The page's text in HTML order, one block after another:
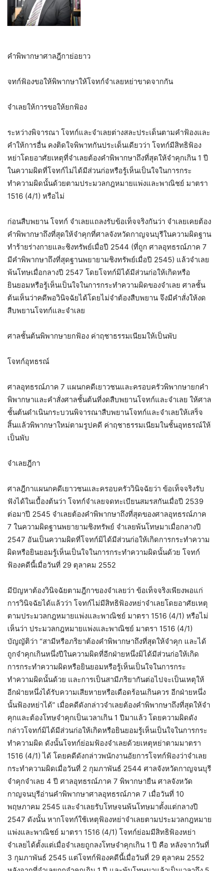
คำพิพากษาศาลฎีกาย่อยาว
จทก์ฟ้องขอให้พิพากษาให้โจทก์จำเลยหย่าขาดจากกัน
จำเลยให้การขอให้ยกฟ้อง
ระหว่างพิจารณา โจทก์และจำเลยต่างสละประเด็นตามคำฟ้องและ
คำให้การอื่น คงติดใจพิพาทกันประเด็นเดียวว่า โจทก์มีสิทธิฟ้อง
หย่าโดยอาศัยเหตุที่จำเลยต้องคำพิพากษาถึงที่สุดให้จำคุกเกิน 1 ปี
ในความผิดที่โจทก์ไม่ได้มีส่วนก่อหรือรู้เห็นเป็นใจในการกระ
ทำความผิดนั้นด้วยตามประมวลกฎหมายแพ่งและพาณิชย์ มาตรา
1516 (4/1) หรือไม่
ก่อนสืบพยาน โจทก์ จำเลยแถลงรับข้อเท็จจริงกันว่า จำเลยเคยต้อง
คำพิพากษาถึงที่สุดให้จำคุกที่ศาลจังหวัดกาญจนบุรีในความผิดฐาน
ทำร้ายร่างกายและชิงทรัพย์เมื่อปี 2544 (ที่ถูก ศาลอุทธรณ์ภาค 7
มีคำพิพากษาถึงที่สุดฐานพยายามชิงทรัพย์เมื่อปี 2545) แล้วจำเลย
พ้นโทษเมื่อกลางปี 2547 โดยโจทก์มิได้มีส่วนก่อให้เกิดหรือ
ยินยอมหรือรู้เห็นเป็นใจในการกระทำความผิดของจำเลย ศาลชั้น
ต้นเห็นว่าคดีพอวินิจฉัยได้โดยไม่จำต้องสืบพยาน จึงมีคำสั่งให้งด
สืบพยานโจทก์และจำเลย
ศาลชั้นต้นพิพากษายกฟ้อง ค่าฤชาธรรมเนียมให้เป็นพับ
โจทก์อุทธรณ์
ศาลอุทธรณ์ภาค 7 แผนกคดีเยาวชนและครอบครัวพิพากษายกคำ
พิพากษาและคำสั่งศาลชั้นต้นที่งดสืบพยานโจทก์และจำเลย ให้ศาล
ชั้นต้นดำเนินกระบวนพิจารณาสืบพยานโจทก์และจำเลยให้เสร็จ
สิ้นแล้วพิพากษาใหม่ตามรูปคดี ค่าฤชาธรรมเนียมในชั้นอุทธรณ์ให้
เป็นพับ
จำเลยฎีกา
ศาลฎีกาแผนกคดีเยาวชนและครอบครัววินิจฉัยว่า ข้อเท็จจริงรับ
ฟังได้ในเบื้องต้นว่า โจทก์จำเลยจดทะเบียนสมรสกันเมื่อปี 2539
ต่อมาปี 2545 จำเลยต้องคำพิพากษาถึงที่สุดของศาลอุทธรณ์ภาค
7 ในความผิดฐานพยายามชิงทรัพย์ จำเลยพ้นโทษมาเมื่อกลางปี
2547 อันเป็นความผิดที่โจทก์มิได้มีส่วนก่อให้เกิดการกระทำความ
ผิดหรือยินยอมรู้เห็นเป็นใจในการกระทำความผิดนั้นด้วย โจทก์
ฟ้องคดีนี้เมื่อวันที่ 29 ตุลาคม 2552
มีปัญหาต้องวินิจฉัยตามฎีกาของจำเลยว่า ข้อเท็จจริงเพียงพอแก่
การวินิจฉัยได้แล้วว่า โจทก์ไม่มีสิทธิฟ้องหย่าจำเลยโดยอาศัยเหตุ
ตามประมวลกฎหมายแพ่งและพาณิชย์ มาตรา 1516 (4/1) หรือไม่
เห็นว่า ประมวลกฎหมายแพ่งและพาณิชย์ มาตรา 1516 (4/1)
บัญญัติว่า “สามีหรือภริยาต้องคำพิพากษาถึงที่สุดให้จำคุก และได้
ถูกจำคุกเกินหนึ่งปีในความผิดที่อีกฝ่ายหนึ่งมิได้มีส่วนก่อให้เกิด
การกระทำความผิดหรือยินยอมหรือรู้เห็นเป็นใจในการกระ
ทำความผิดนั้นด้วย และการเป็นสามีภริยากันต่อไปจะเป็นเหตุให้
อีกฝ่ายหนึ่งได้รับความเสียหายหรือเดือดร้อนเกินควร อีกฝ่ายหนึ่ง
นั้นฟ้องหย่าได้” เมื่อคดีดังกล่าวจำเลยต้องคำพิพากษาถึงที่สุดให้จำ
คุกและต้องโทษจำคุกเป็นเวลาเกิน 1 ปีมาแล้ว โดยความผิดดัง
กล่าวโจทก์มิได้มีส่วนก่อให้เกิดหรือยินยอมรู้เห็นเป็นใจในการกระ
ทำความผิด ดังนั้นโจทก์ย่อมฟ้องจำเลยด้วยเหตุหย่าตามมาตรา
1516 (4/1) ได้ โดยคดีดังกล่าวพนักงานอัยการโจทก์ฟ้องว่าจำเลย
กระทำความผิดเมื่อวันที่ 2 กุมภาพันธ์ 2544 ศาลจังหวัดกาญจนบุรี
จำคุกจำเลย 4 ปี ศาลอุทธรณ์ภาค 7 พิพากษายืน ศาลจังหวัด
กาญจนบุรีอ่านคำพิพากษาศาลอุทธรณ์ภาค 7 เมื่อวันที่ 10
พฤษภาคม 2545 และจำเลยรับโทษจนพ้นโทษมาตั้งแต่กลางปี
2547 ดังนั้น หากโจทก์ใช้เหตุฟ้องหย่าจำเลยตามประมวลกฎหมาย
แพ่งและพาณิชย์ มาตรา 1516 (4/1) โจทก์ย่อมมีสิทธิฟ้องหย่า
จำเลยได้ตั้งแต่เมื่อจำเลยถูกลงโทษจำคุกเกิน 1 ปี คือ หลังจากวันที่
3 กุมภาพันธ์ 2545 แต่โจทก์ฟ้องคดีนี้เมื่อวันที่ 29 ตุลาคม 2552